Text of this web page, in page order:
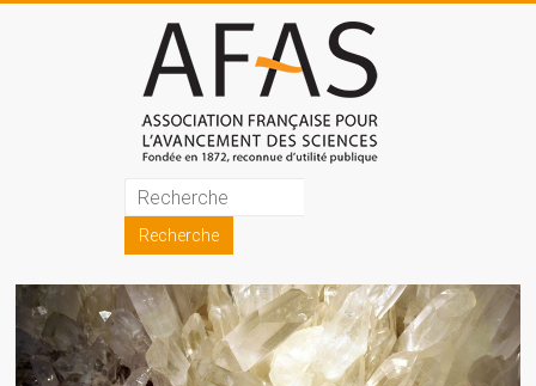
Association
française
pour
l'avancement